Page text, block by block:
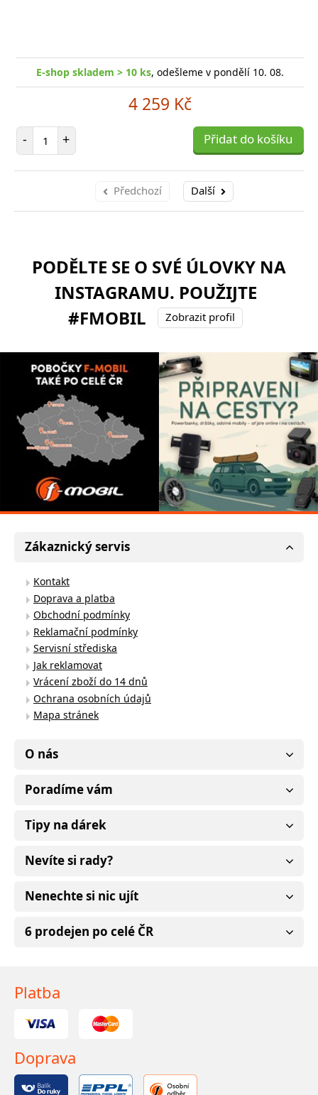
E-shop skladem > 10 ks, odešleme v pondělí 10. 08.
4 259 Kč
- Počet položek
+ Přidat do košíku
Předchozí Další
PODĚLTE SE O SVÉ ÚLOVKY NA
INSTAGRAMU. POUŽIJTE
#FMOBIL
Zobrazit profil
Zákaznický servis
Kontakt
Doprava a platba
Obchodní podmínky
Reklamační podmínky
Servisní střediska
Jak reklamovat
Vrácení zboží do 14 dnů
Ochrana osobních údajů
Mapa stránek
O nás
Poradíme vám
Tipy na dárek
Nevíte si rady?
Nenechte si nic ujít
6 prodejen po celé ČR
Platba
Doprava